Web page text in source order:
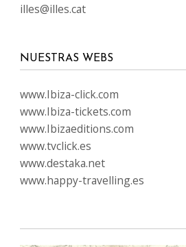
illes@illes.cat
NUESTRAS WEBS
www.Ibiza-click.com
www.Ibiza-tickets.com
www.Ibizaeditions.com
www.tvclick.es
www.destaka.net
www.happy-travelling.es